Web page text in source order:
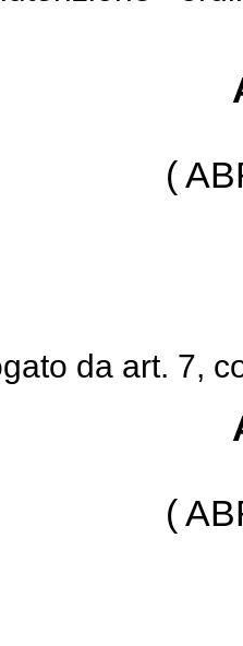
(
da art. 7,
(